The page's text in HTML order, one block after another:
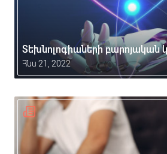
Տեխնոլոգիաների բարոյական
Հնս 21, 2022